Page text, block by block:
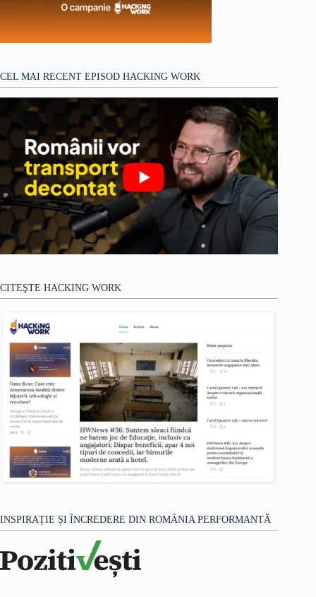
CEL MAI RECENT EPISOD HACKING WORK
CITEŞTE HACKING WORK
INSPIRAȚIE ȘI ÎNCREDERE DIN ROMÂNIA PERFORMANTĂ